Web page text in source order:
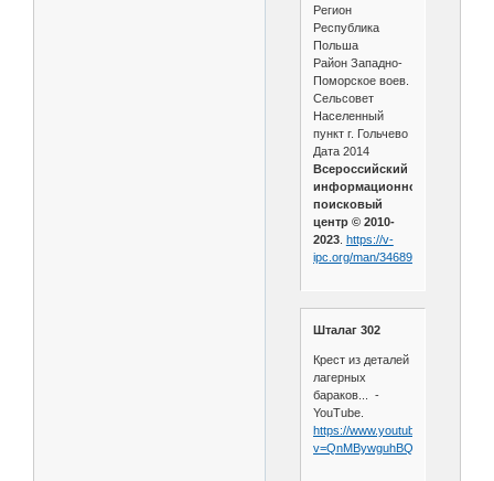
Регион
Республика
Польша
Район Западно-
Поморское воев.
Сельсовет
Населенный
пункт г. Гольчево
Дата 2014
Всероссийский
информационно-
поисковый
центр © 2010-
2023. https://v-
ipc.org/man/34689/
Шталаг 302
Крест из деталей
лагерных
бараков... -
YouTube.
https://www.youtube.com/watch?
v=QnMBywguhBQ